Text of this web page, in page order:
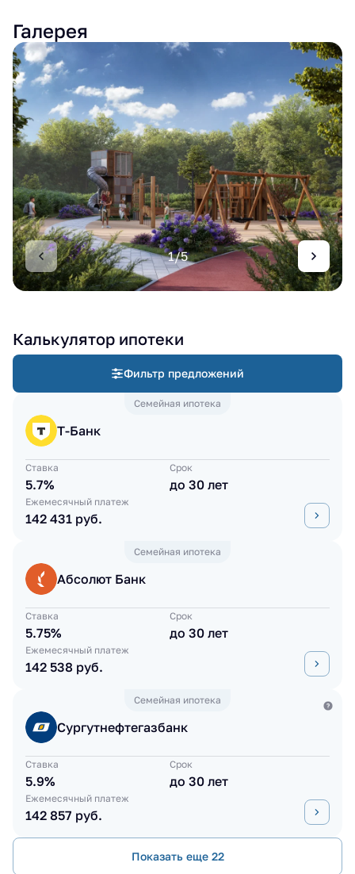
Галерея
1/5
Калькулятор ипотеки
Фильтр предложений
Семейная ипотека
Т-Банк
Ставка
5.7%
Срок
до 30 лет
Ежемесячный платеж
142 431 руб.
Семейная ипотека
Абсолют Банк
Ставка
5.75%
Срок
до 30 лет
Ежемесячный платеж
142 538 руб.
Семейная ипотека
Сургутнефтегазбанк
Ставка
5.9%
Срок
до 30 лет
Ежемесячный платеж
142 857 руб.
Показать еще 22